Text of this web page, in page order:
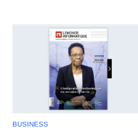
BUSINESS